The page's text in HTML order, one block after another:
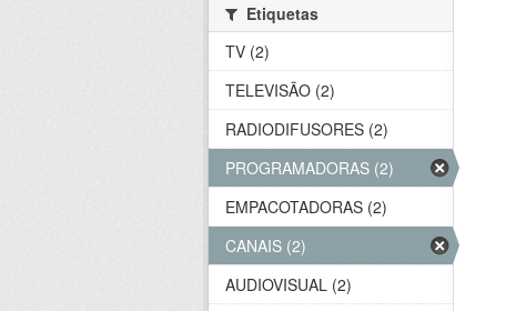
Etiquetas
TV (2)
TELEVISÃO (2)
RADIODIFUSORES (2)
PROGRAMADORAS (2)
EMPACOTADORAS (2)
CANAIS (2)
AUDIOVISUAL (2)